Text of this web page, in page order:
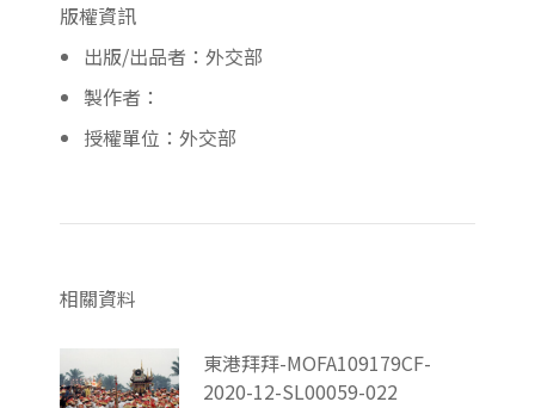
版權資訊
出版/出品者：外交部
製作者：
授權單位：外交部
相關資料
東港拜拜-MOFA109179CF-
2020-12-SL00059-022